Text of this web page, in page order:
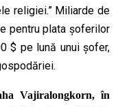
religiei.” Miliarde de
pentru plata șoferilor
$ pe lună unui șofer,
Vajiralongkorn, în